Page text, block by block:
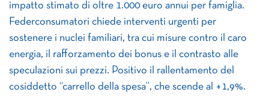
impatto stimato di oltre 1.000 euro annui per famiglia.
Federconsumatori chiede interventi urgenti per
sostenere i nuclei familiari, tra cui misure contro il caro
energia, il rafforzamento dei bonus e il contrasto alle
speculazioni sui prezzi. Positivo il rallentamento del
cosiddetto “carrello della spesa”, che scende al +1,9%.